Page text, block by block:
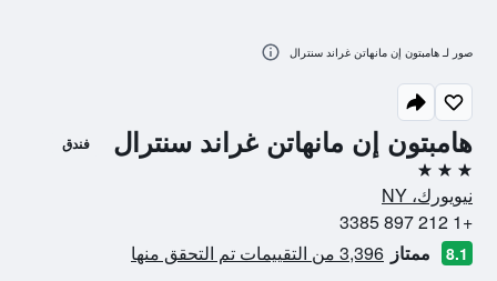
هامبتون إن مانهاتن غراند سنترال فندق
3 نجوم
نيويورك، NY
+1 212 897 3385
8.1 ممتاز 3,396 من التقييمات تم التحقق منها
صور لـ هامبتون إن مانهاتن غراند سنترال